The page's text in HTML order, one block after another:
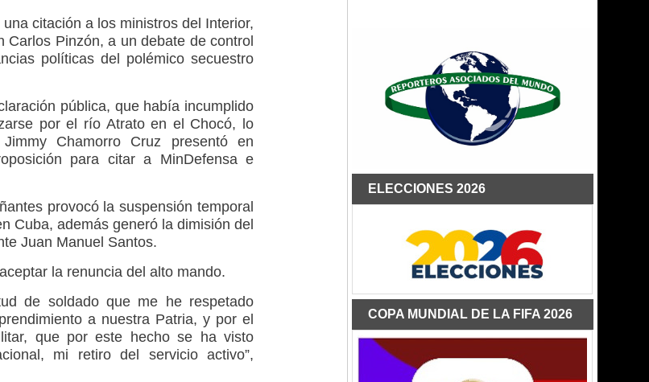
citación a los ministros del Interior,
Pinzón, a un debate de control
políticas del polémico secuestro
pública, que había incumplido
por el río Atrato en el Chocó, lo
Chamorro Cruz presentó en
para citar a MinDefensa e
provocó la suspensión temporal
Cuba, además generó la dimisión del
Juan Manuel Santos.
la renuncia del alto mando.
de soldado que me he respetado
a nuestra Patria, y por el
que por este hecho se ha visto
mi retiro del servicio activo”,
ELECCIONES 2026
COPA MUNDIAL DE LA FIFA 2026